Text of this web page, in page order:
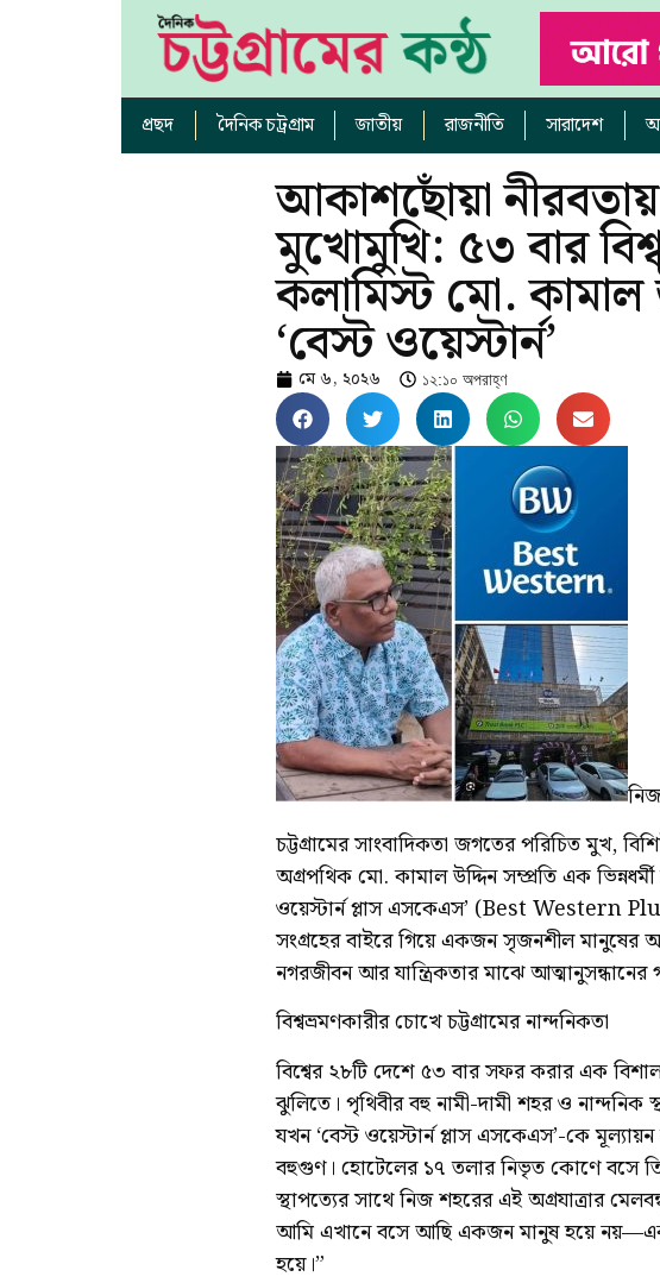
প্রছদ দৈনিক চট্রগ্রাম জাতীয় রাজনীতি সারাদেশ
আকাশছোঁয়া
মুখোমুখি: ৫৩ বার
কলামিস্ট মো. কামাল
‘বেস্ট ওয়েস্টার্ন’
মে ৬, ২০২৬ ১২:১০ অপরাহ্ণ
চট্টগ্রামের সাংবাদিকতা জগতের পরিচিত মুখ,
অগ্রপথিক মো. কামাল উদ্দিন সম্প্রতি এক
ওয়েস্টার্ন প্লাস এসকেএস’ (Best Western
সংগ্রহের বাইরে গিয়ে একজন সৃজনশীল মানুষের
নগরজীবন আর যান্ত্রিকতার মাঝে আত্মানুসন্ধানের
বিশ্বভ্রমণকারীর চোখে চট্টগ্রামের নান্দনিকতা
বিশ্বের ২৮টি দেশে ৫৩ বার সফর করার এক
ঝুলিতে। পৃথিবীর বহু নামী-দামী শহর ও নান্দনিক
যখন ‘বেস্ট ওয়েস্টার্ন প্লাস এসকেএস’-কে
বহুগুণ। হোটেলের ১৭ তলার নিভৃত কোণে বসে
স্থাপত্যের সাথে নিজ শহরের এই অগ্রযাত্রার
আমি এখানে বসে আছি একজন মানুষ হয়ে
হয়ে।”